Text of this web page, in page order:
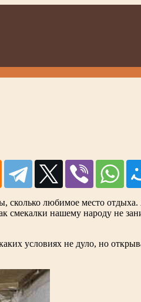
любимое место
нашему народу не
условиях не дуло, но